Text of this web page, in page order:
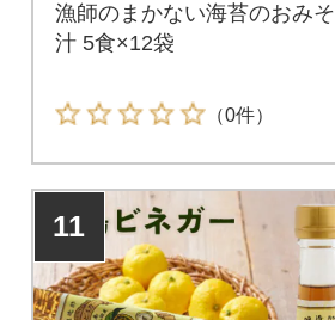
漁師のまかない海苔のおみそ
汁 5食×12袋
（0件）
11